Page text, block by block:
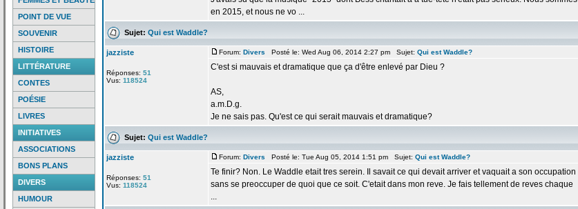
POINT DE VUE
SOUVENIR
HISTOIRE
LITTÉRATURE
CONTES
POÉSIE
LIVRES
INITIATIVES
ASSOCIATIONS
BONS PLANS
DIVERS
HUMOUR
en 2015, et nous ne vo ...
Sujet: Qui est Waddle?
jazziste
Réponses: 51
Vus: 118524
Forum: Divers Posté le: Wed Aug 06, 2014 2:27 pm Sujet: Qui est Waddle?
C'est si mauvais et dramatique que ça d'être enlevé par Dieu ?
AS,
a.m.D.g.
Je ne sais pas. Qu'est ce qui serait mauvais et dramatique?
Sujet: Qui est Waddle?
jazziste
Réponses: 51
Vus: 118524
Forum: Divers Posté le: Tue Aug 05, 2014 1:51 pm Sujet: Qui est Waddle?
Te finir? Non. Le Waddle etait tres serein. Il savait ce qui devait arriver et vaquait a son occupation
sans se preoccuper de quoi que ce soit. C'etait dans mon reve. Je fais tellement de reves chaque
...